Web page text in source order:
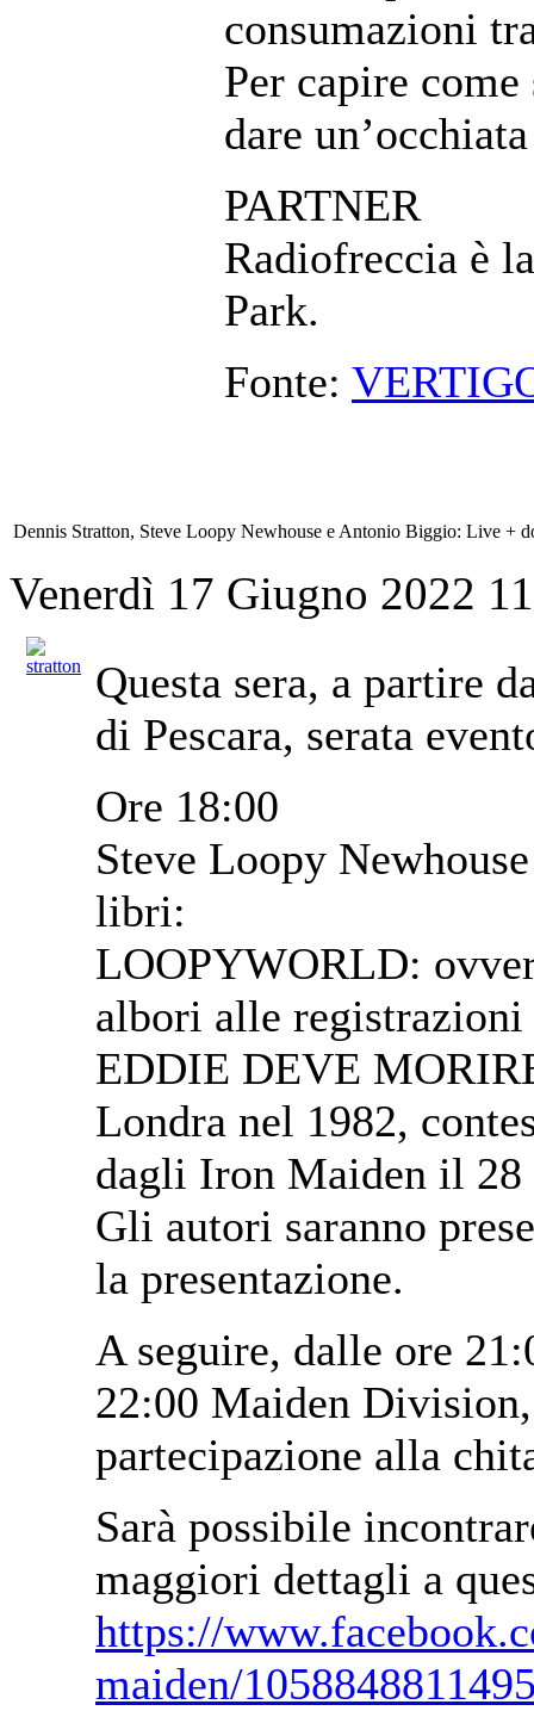
consumazioni
Per capire
dare
PARTNER
Radiofreccia è
Park.
Fonte:
Dennis Stratton, Steve Loopy Newhouse e Antonio Biggio: Live +
Venerdì 17 Giugno 2022
Questa sera, a partire
di Pescara, serata
Ore 18:00
Steve Loopy
libri:
LOOPYWORLD:
albori alle registrazioni
EDDIE DEVE
Londra nel 1982,
dagli Iron Maiden il 28
Gli autori saranno
la presentazione.
A seguire, dalle ore
22:00 Maiden
partecipazione alla
Sarà possibile
maggiori dettagli a
https://
maiden/